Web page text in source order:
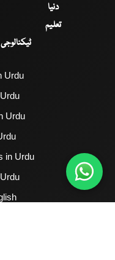
دنیا
تعلیم
ٹیکنالوجی
Urdu
Urdu
in Urdu